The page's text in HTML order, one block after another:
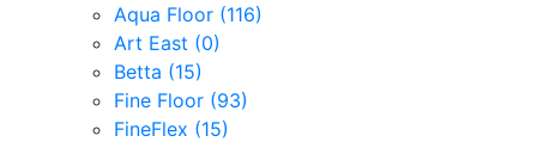
Aqua Floor (116)
Art East (0)
Betta (15)
Fine Floor (93)
FineFlex (15)